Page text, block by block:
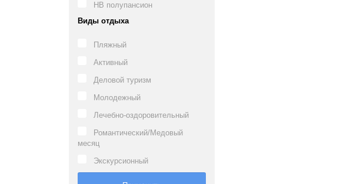
HB полупансион
Виды отдыха
Пляжный
Активный
Деловой туризм
Молодежный
Лечебно-оздоровительный
Романтический/Медовый
месяц
Экскурсионный